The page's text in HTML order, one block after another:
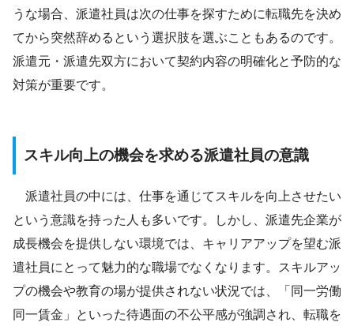
うな場合、派遣社員は次の仕事を探すために転職先を決め
てから突然辞めるという選択肢を選ぶこともあるのです。
派遣元・派遣先双方において契約内容の明確化と予防的な
対策が重要です。
スキル向上の機会を求める派遣社員の意識
派遣社員の中には、仕事を通じてスキルを向上させたい
という意識を持った人も多いです。しかし、派遣先企業が
成長機会を提供しない環境では、キャリアアップを望む派
遣社員にとって魅力的な職場でなくなります。スキルアッ
プの機会や教育の場が提供されない状況では、「同一労働
同一賃金」といった待遇面の不公平感が強調され、転職を